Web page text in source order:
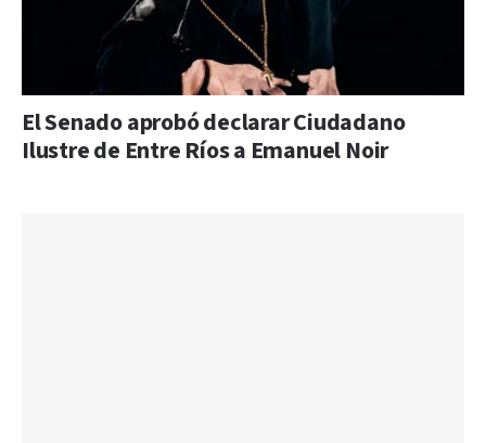
El Senado aprobó declarar Ciudadano
Ilustre de Entre Ríos a Emanuel Noir